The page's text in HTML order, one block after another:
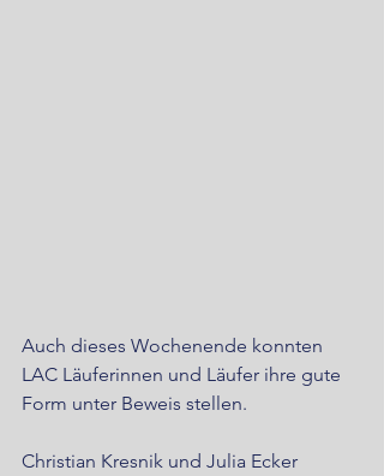
Auch dieses Wochenende konnten
LAC Läuferinnen und Läufer ihre gute
Form unter Beweis stellen.
Christian Kresnik und Julia Ecker